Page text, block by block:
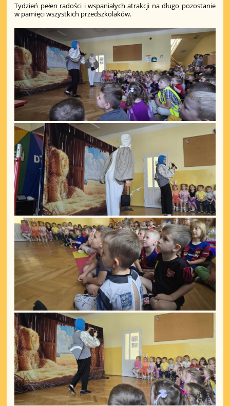
Tydzień pełen radości i wspaniałych atrakcji na długo pozostanie
w pamięci wszystkich przedszkolaków.